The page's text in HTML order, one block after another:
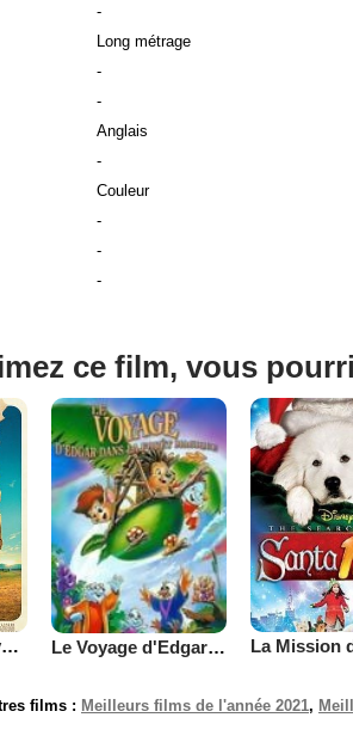
-
Long métrage
-
-
Anglais
-
Couleur
-
-
-
ce film, vous
L'Extravagant voyage du jeune et prodigieux T.S. Spivet Le Voyage d'Edgar dans la Forêt Magique
films : Meilleurs films de l'année 2021,